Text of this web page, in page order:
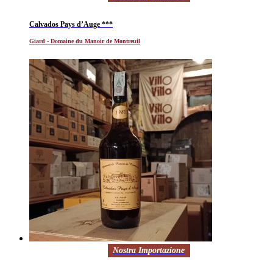
Calvados Pays d’Auge ***
Giard - Domaine du Manoir de Montreuil
Nostra Importazione